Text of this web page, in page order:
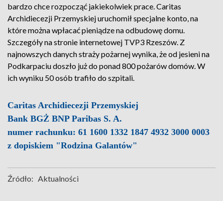
bardzo chce rozpocząć jakiekolwiek prace. Caritas
Archidiecezji Przemyskiej uruchomił specjalne konto, na
które można wpłacać pieniądze na odbudowę domu.
Szczegóły na stronie internetowej TVP3 Rzeszów. Z
najnowszych danych straży pożarnej wynika, że od jesieni na
Podkarpaciu doszło już do ponad 800 pożarów domów. W
ich wyniku 50 osób trafiło do szpitali.
Caritas Archidiecezji Przemyskiej
Bank BGŻ BNP Paribas S. A.
numer rachunku: 61 1600 1332 1847 4932 3000 0003
z dopiskiem "Rodzina Galantów"
Źródło: Aktualności